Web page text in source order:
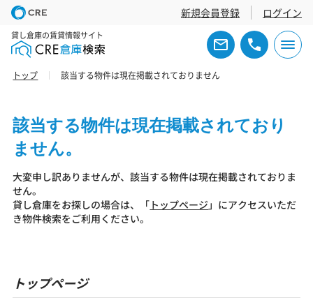
新規会員登録 ログイン
貸し倉庫の賃貸情報サイト
トップ 該当する物件は現在掲載されておりません
該当する物件は現在掲載されており
ません。
大変申し訳ありませんが、該当する物件は現在掲載されておりま
せん。
貸し倉庫をお探しの場合は、「 トップページ 」にアクセスいただ
き物件検索をご利用ください。
トップページ